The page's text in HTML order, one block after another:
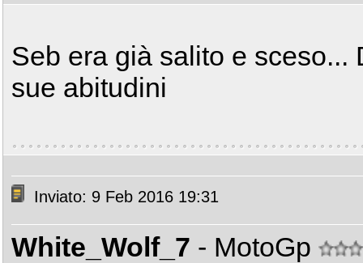
Seb era già salito e sceso...
sue abitudini
Inviato: 9 Feb 2016 19:31
White_Wolf_7 - MotoGp